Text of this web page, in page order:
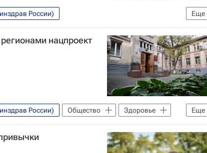
Еще
России)
Школа волонтера
по делам молодежи (Росмолодежь)
нацпроект
Еще
России) Общество
Здоровье